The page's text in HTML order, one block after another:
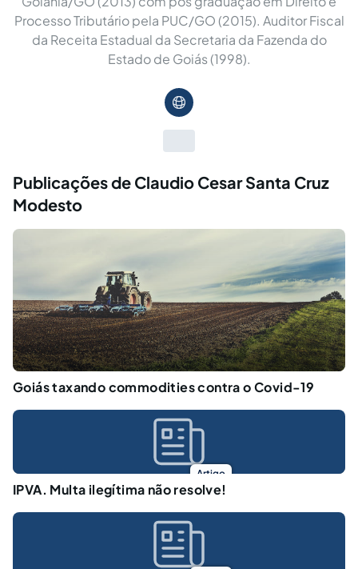
Processo Tributário pela PUC/GO (2015). Auditor Fiscal
da Receita Estadual da Secretaria da Fazenda do
Estado de Goiás (1998).
Publicações de Claudio Cesar Santa Cruz
Modesto
Goiás taxando commodities contra o Covid-19
Artigo
IPVA. Multa ilegítima não resolve!